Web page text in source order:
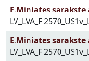
E.Miniates
LV_LVA_F
E.Miniates
LV_LVA_F